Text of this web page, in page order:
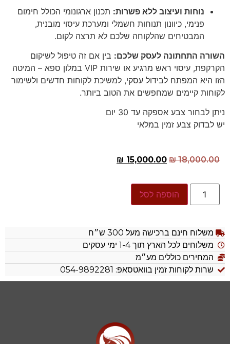
נוחות ועיצוב ללא פשרות: תכנון ארגונומי הכולל חימום
פנימי, כיוונון תנוחות חשמלי ומערכת עיסוי מובנית,
המבטיחים שהלקוחה שלכם לא תרצה לקום.
השורה התחתונה לעסק שלכם: בין אם זה טיפול לשיקום
הקרקפת, עיסוי ראש מרגיע או שירות VIP במלון ספא – המיטה
הזו היא המפתח לבידול עסקי, למשיכת לקוחות חדשים ולשימור
לקוחות קיימים שמחפשים את הטוב ביותר.
ניתן לבחור צבע אספקה עד 30 יום
יש לבדוק צבע זמין במלאי
₪18,000.00
₪ 15,000.00
הוספה לסל
משלוח חינם ברכישה מעל 300 ש״ח
משלוחים לכל הארץ תוך 1-4 ימי עסקים
המחירים כוללים מע״מ
שרות לקוחות זמין בוואטסאפ: 054-9892281